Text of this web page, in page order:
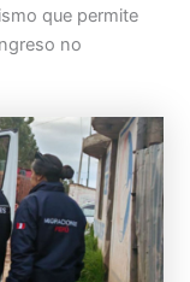
que permite
no